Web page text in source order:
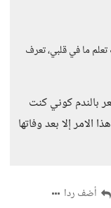
ما في قلبي، تعرف
بالندم كوني كنت
إلا بعد وفاتها
أضف ردا